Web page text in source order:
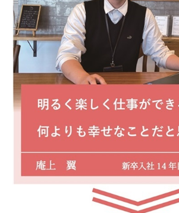
会社概要
フジサワのサービス
一般建築事業
介護事業